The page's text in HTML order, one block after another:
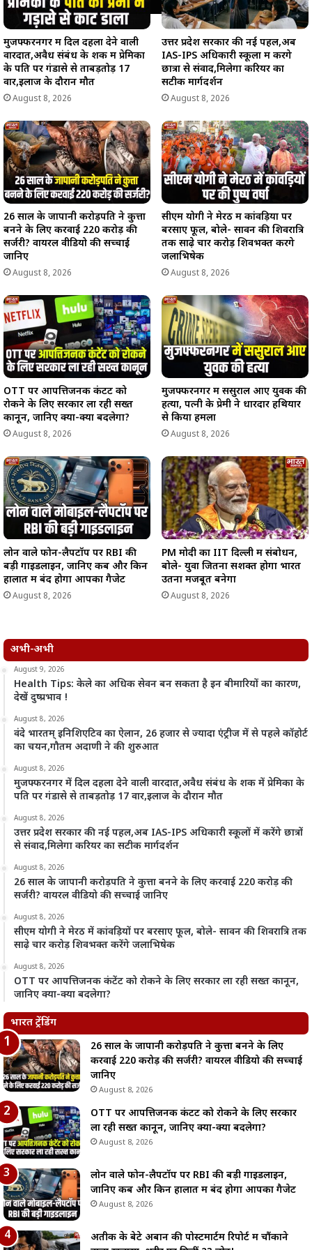
मुजफ्फरनगर में दिल दहला देने वाली
वारदात,अवैध संबंध के शक में प्रेमिका
के पति पर गंडासे से ताबड़तोड़ 17
वार,इलाज के दौरान मौत
August 8, 2026
उत्तर प्रदेश सरकार की नई पहल,अब
IAS-IPS अधिकारी स्कूलों में करेंगे
छात्रों से संवाद,मिलेगा करियर का
सटीक मार्गदर्शन
August 8, 2026
26 साल के जापानी करोड़पति ने कुत्ता
बनने के लिए करवाई 220 करोड़ की
सर्जरी? वायरल वीडियो की सच्चाई
जानिए
August 8, 2026
सीएम योगी ने मेरठ में कांवड़ियों पर
बरसाए फूल, बोले- सावन की शिवरात्रि
तक साढ़े चार करोड़ शिवभक्त करेंगे
जलाभिषेक
August 8, 2026
OTT पर आपत्तिजनक कंटेंट को
रोकने के लिए सरकार ला रही सख्त
कानून, जानिए क्या-क्या बदलेगा?
August 8, 2026
मुजफ्फरनगर में ससुराल आए युवक की
हत्या, पत्नी के प्रेमी ने धारदार हथियार
से किया हमला
August 8, 2026
लोन वाले फोन-लैपटॉप पर RBI की
बड़ी गाइडलाइन, जानिए कब और किन
हालात में बंद होगा आपका गैजेट
August 8, 2026
PM मोदी का IIT दिल्ली में संबोधन,
बोले- युवा जितना सशक्त होगा भारत
उतना मजबूत बनेगा
August 8, 2026
अभी-अभी
August 9, 2026
Health Tips: केले का अधिक सेवन बन सकता है इन बीमारियों का कारण,
देखें दुष्प्रभाव !
August 8, 2026
वंदे भारतम् इनिशिएटिव का ऐलान, 26 हजार से ज्यादा एंट्रीज में से पहले कॉहोर्ट
का चयन,गौतम अदाणी ने की शुरुआत
August 8, 2026
मुजफ्फरनगर में दिल दहला देने वाली वारदात,अवैध संबंध के शक में प्रेमिका के
पति पर गंडासे से ताबड़तोड़ 17 वार,इलाज के दौरान मौत
August 8, 2026
उत्तर प्रदेश सरकार की नई पहल,अब IAS-IPS अधिकारी स्कूलों में करेंगे छात्रों
से संवाद,मिलेगा करियर का सटीक मार्गदर्शन
August 8, 2026
26 साल के जापानी करोड़पति ने कुत्ता बनने के लिए करवाई 220 करोड़ की
सर्जरी? वायरल वीडियो की सच्चाई जानिए
August 8, 2026
सीएम योगी ने मेरठ में कांवड़ियों पर बरसाए फूल, बोले- सावन की शिवरात्रि तक
साढ़े चार करोड़ शिवभक्त करेंगे जलाभिषेक
August 8, 2026
OTT पर आपत्तिजनक कंटेंट को रोकने के लिए सरकार ला रही सख्त कानून,
जानिए क्या-क्या बदलेगा?
भारत ट्रेंडिंग
26 साल के जापानी करोड़पति ने कुत्ता बनने के लिए
करवाई 220 करोड़ की सर्जरी? वायरल वीडियो की सच्चाई
जानिए
August 8, 2026
OTT पर आपत्तिजनक कंटेंट को रोकने के लिए सरकार
ला रही सख्त कानून, जानिए क्या-क्या बदलेगा?
August 8, 2026
लोन वाले फोन-लैपटॉप पर RBI की बड़ी गाइडलाइन,
जानिए कब और किन हालात में बंद होगा आपका गैजेट
August 8, 2026
अतीक के बेटे अबान की पोस्टमार्टम रिपोर्ट में चौंकाने